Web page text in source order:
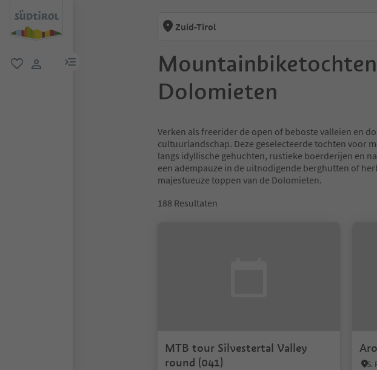
menulink
Zuid-Tirol
Dolomieten
Verken als freerider de open of beboste valleien en
cultuurlandschap. Deze geselecteerde tochten voor
langs idyllische gehuchten, rustieke boerderijen en
een adempauze in de uitnodigende berghutten of
majestueuze toppen van de Dolomieten.
188 Resultaten
MTB tour Silvestertal Valley
round (041)